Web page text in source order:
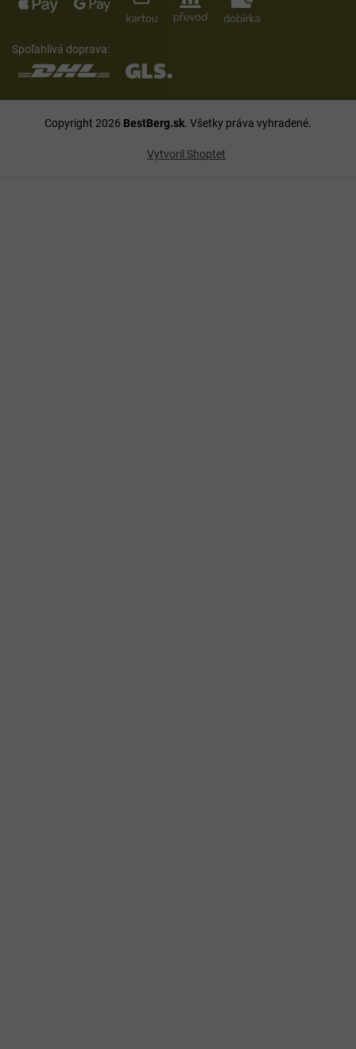
Spoľahlivá doprava:
Vytvoril Shoptet
Copyright 2026 BestBerg.sk. Všetky práva vyhradené.